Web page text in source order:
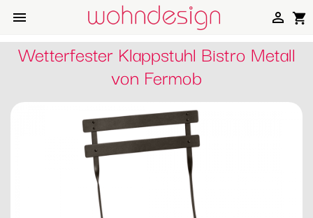
 shopping_cart

Wetterfester Klappstuhl Bistro Metall
von Fermob